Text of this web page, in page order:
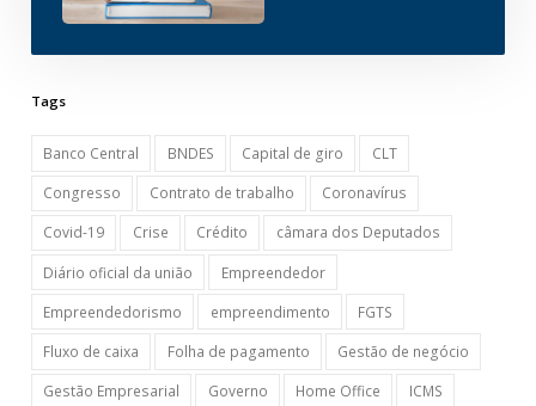
Tags
Banco Central BNDES Capital de giro
CLT
Congresso
Contrato de trabalho
Coronavírus
Covid-19
Crise Crédito
câmara dos Deputados
Diário oficial da união
Empreendedor
Empreendedorismo
empreendimento
FGTS
Fluxo de caixa
Folha de pagamento
Gestão de negócio
Gestão Empresarial
Governo Home Office
ICMS